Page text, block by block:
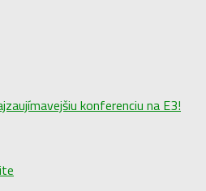
konferenciu na E3!